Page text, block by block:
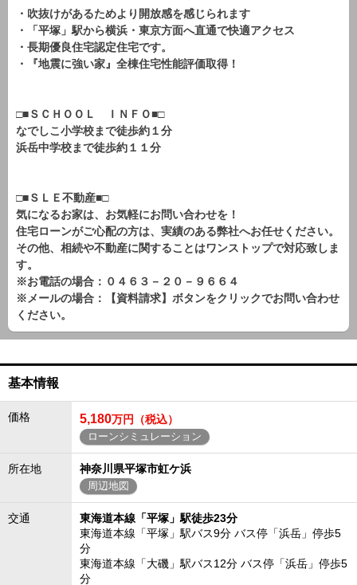
・吹抜けがあるためより開放感を感じられます
・「平塚」駅から横浜・東京方面へ直通で快適アクセス
・長期優良住宅認定住宅です。
・『地震に強い家』全棟住宅性能評価取得！
□■ＳＣＨＯＯＬ ＩＮＦＯ■□
なでしこ小学校まで徒歩約１分
浜岳中学校まで徒歩約１１分
□■ＳＬＥ不動産■□
気になるお家は、お気軽にお問い合わせを！
住宅ローンがご心配の方は、実績のある弊社へお任せください。
その他、相続や不動産に関することはワンストップで対応致しま
す。
※お電話の場合：０４６３－２０－９６６４
※メールの場合：【資料請求】ボタンをクリックでお問い合わせ
ください。
基本情報
価格 5,180万円（税込）
ローンシミュレーション
所在地 神奈川県平塚市虹ケ浜
周辺地図
交通
東海道本線「平塚」駅徒歩23分
東海道本線「平塚」駅バス9分 バス停「浜岳」停歩5
分
東海道本線「大磯」駅バス12分 バス停「浜岳」停歩5
分